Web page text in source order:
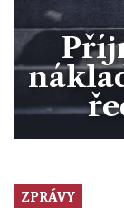
ZPRÁVY